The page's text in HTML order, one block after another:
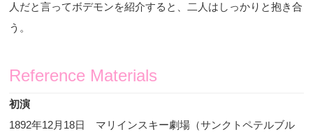
人だと言ってボデモンを紹介すると、二人はしっかりと抱き合
う。
Reference Materials
初演
1892年12月 18日 マリインスキー劇場（サンクトペテルブル